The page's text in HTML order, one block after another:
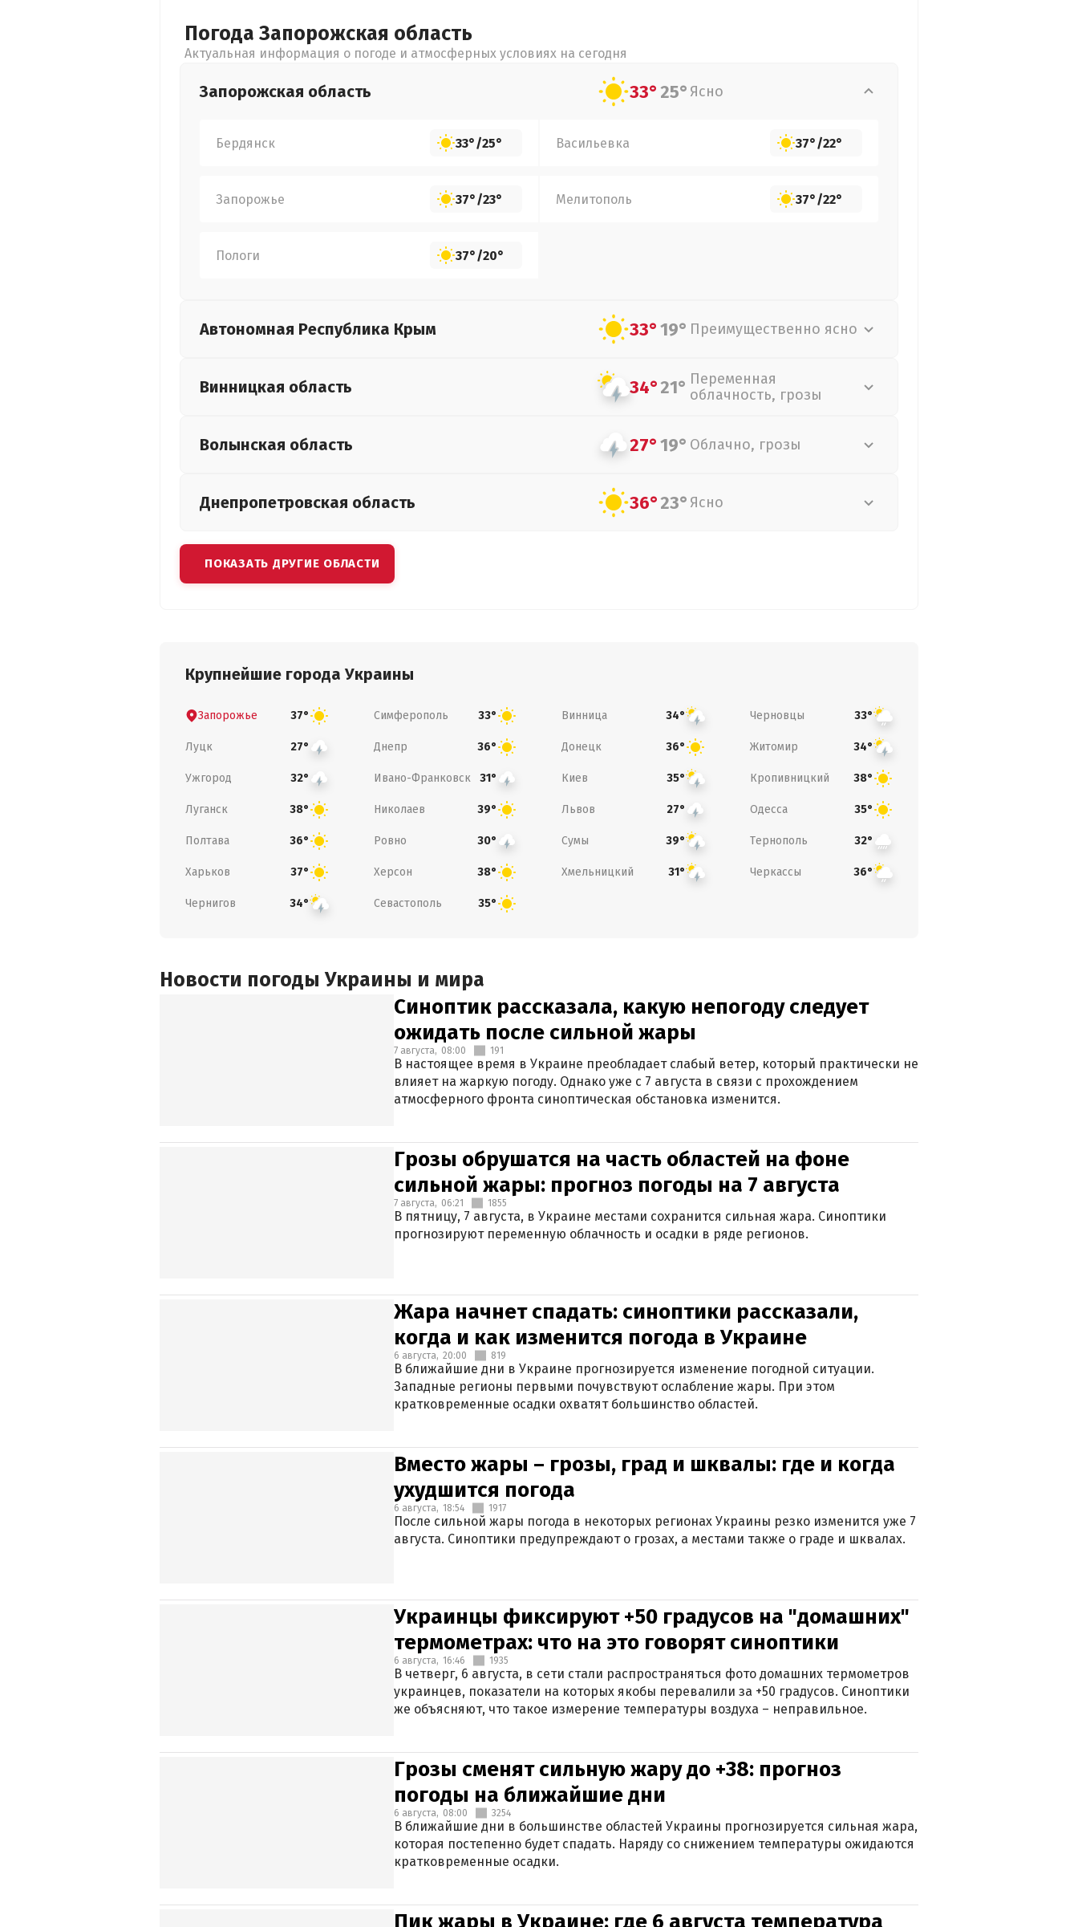
Погода Запорожская область
Актуальная информация о погоде и атмосферных условиях на сегодня
Запорожская область 33°25° Ясно
Бердянск 33°/25° Васильевка 37°/22°
Запорожье 37°/23° Мелитополь 37°/22°
Пологи 37°/20°
Автономная Республика Крым 33°19° Преимущественно ясно
Винницкая область 34°21° Переменная
облачность, грозы
Волынская область 27°19° Облачно, грозы
Днепропетровская область 36°23° Ясно
ПОКАЗАТЬ ДРУГИЕ ОБЛАСТИ
Крупнейшие города Украины
Запорожье 37° Симферополь 33° Винница 34° Черновцы 33°
Луцк 27° Днепр 36° Донецк 36° Житомир 34°
Ужгород 32° Ивано-Франковск 31° Киев 35° Кропивницкий 38°
Луганск 38° Николаев 39° Львов 27° Одесса 35°
Полтава 36° Ровно 30° Сумы 39° Тернополь 32°
Харьков 37° Херсон 38° Хмельницкий 31° Черкассы 36°
Чернигов 34° Севастополь 35°
Новости погоды Украины и мира
Синоптик рассказала, какую непогоду следует
ожидать после сильной жары
7 августа, 08:00 191
В настоящее время в Украине преобладает слабый ветер, который практически не
влияет на жаркую погоду. Однако уже с 7 августа в связи с прохождением
атмосферного фронта синоптическая обстановка изменится.
Грозы обрушатся на часть областей на фоне
сильной жары: прогноз погоды на 7 августа
7 августа, 06:21 1855
В пятницу, 7 августа, в Украине местами сохранится сильная жара. Синоптики
прогнозируют переменную облачность и осадки в ряде регионов.
Жара начнет спадать: синоптики рассказали,
когда и как изменится погода в Украине
6 августа, 20:00 819
В ближайшие дни в Украине прогнозируется изменение погодной ситуации.
Западные регионы первыми почувствуют ослабление жары. При этом
кратковременные осадки охватят большинство областей.
Вместо жары – грозы, град и шквалы: где и когда
ухудшится погода
6 августа, 18:54 1917
После сильной жары погода в некоторых регионах Украины резко изменится уже 7
августа. Синоптики предупреждают о грозах, а местами также о граде и шквалах.
Украинцы фиксируют +50 градусов на "домашних"
термометрах: что на это говорят синоптики
6 августа, 16:46 1935
В четверг, 6 августа, в сети стали распространяться фото домашних термометров
украинцев, показатели на которых якобы перевалили за +50 градусов. Синоптики
же объясняют, что такое измерение температуры воздуха – неправильное.
Грозы сменят сильную жару до +38: прогноз
погоды на ближайшие дни
6 августа, 08:00 3254
В ближайшие дни в большинстве областей Украины прогнозируется сильная жара,
которая постепенно будет спадать. Наряду со снижением температуры ожидаются
кратковременные осадки.
Пик жары в Украине: где 6 августа температура